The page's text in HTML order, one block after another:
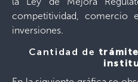
competitividad, comercio
inversiones.
Cantidad de